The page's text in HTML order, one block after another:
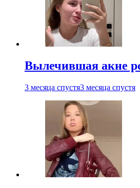
Вылечившая акне
3 месяца спустя3 месяца спустя